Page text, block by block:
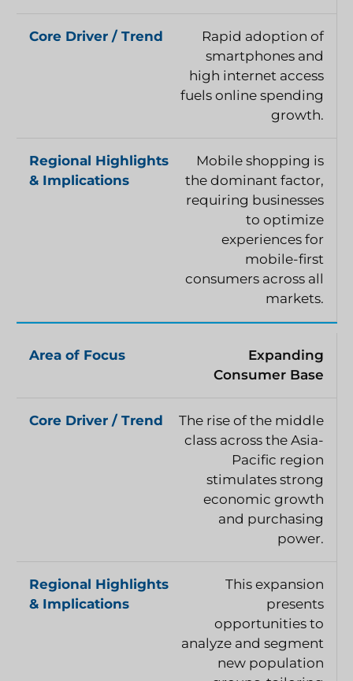
Rapid adoption of
smartphones and
high internet access
fuels online spending
growth.
Mobile shopping is
the dominant factor,
requiring businesses
to optimize
experiences for
mobile-first
consumers across all
markets.
Expanding
Consumer Base
The rise of the middle
class across the Asia-
Pacific region
stimulates strong
economic growth
and purchasing
power.
This expansion
presents
opportunities to
analyze and segment
new population